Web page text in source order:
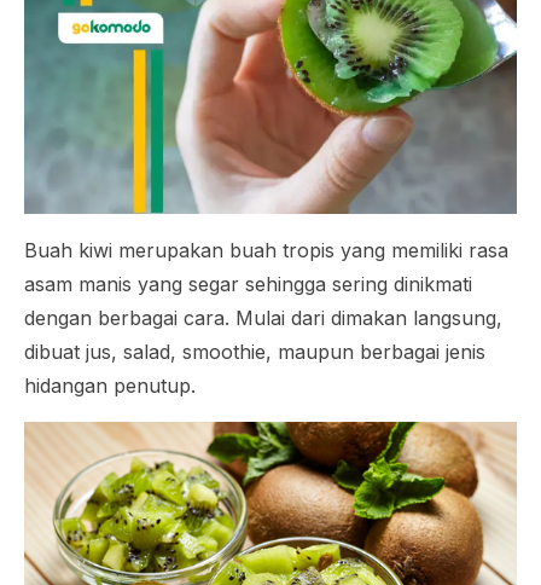
Buah kiwi merupakan buah tropis yang memiliki rasa
asam manis yang segar sehingga sering dinikmati
dengan berbagai cara. Mulai dari dimakan langsung,
dibuat jus, salad, smoothie, maupun berbagai jenis
hidangan penutup.